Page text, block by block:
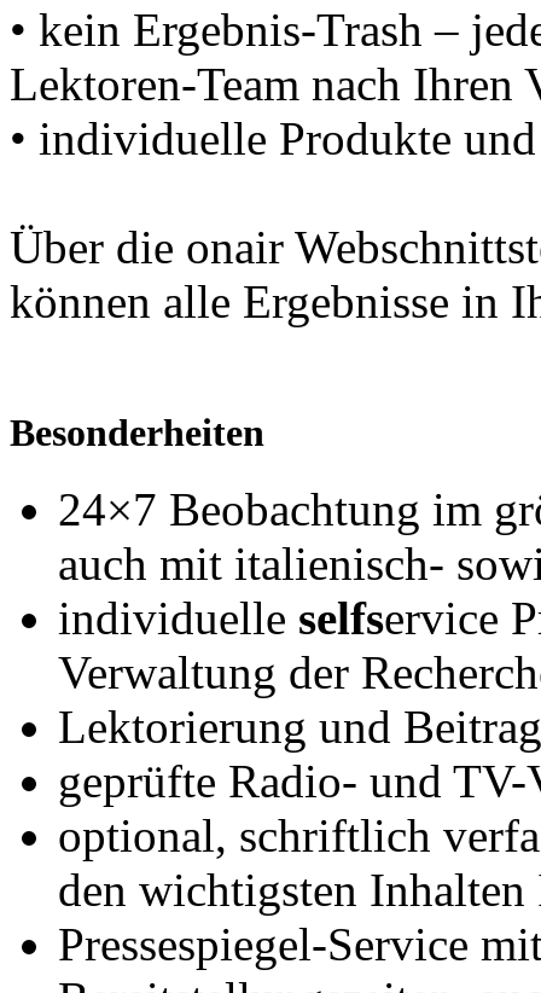
• kein Ergebnis-Trash –
Lektoren-Team nach Ihren
• individuelle Produkte
Über die onair
können alle Ergebnisse in
Besonderheiten
24×7 Beobachtung im
auch mit italienisch-
individuelle selfservice
Verwaltung der
Lektorierung und
geprüfte Radio- und
optional, schriftlich
den wichtigsten
Pressespiegel-Service